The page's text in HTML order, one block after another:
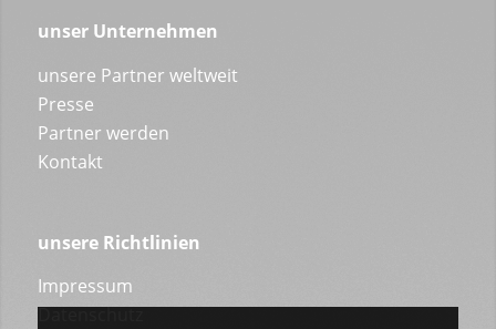
unser Unternehmen
unsere Partner weltweit
Presse
Partner werden
Kontakt
unsere Richtlinien
Impressum
Datenschutz